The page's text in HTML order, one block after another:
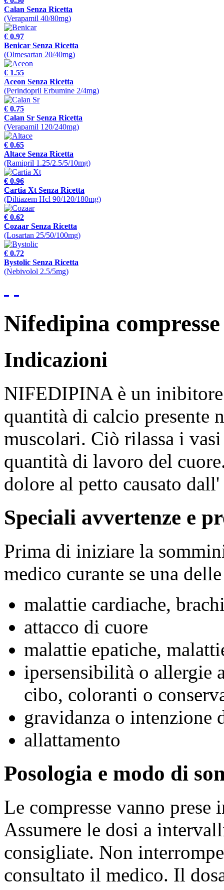
Calan Senza Ricetta
(Verapamil 40/80mg)
€ 0.97
Benicar Senza Ricetta
(Olmesartan 20/40mg)
€ 1.55
Aceon Senza Ricetta
(Perindopril Erbumine 2/4mg)
€ 0.75
Calan Sr Senza Ricetta
(Verapamil 120/240mg)
€ 0.65
Altace Senza Ricetta
(Ramipril 1.25/2.5/5/10mg)
€ 0.96
Cartia Xt Senza Ricetta
(Diltiazem Hcl 90/120/180mg)
€ 0.62
Cozaar Senza Ricetta
(Losartan 25/50/100mg)
€ 0.72
Bystolic Senza Ricetta
(Nebivolol 2.5/5mg)
Nifedipina
Indicazioni
NIFEDIPINA è un
quantità di calcio presente
muscolari. Ciò rilassa i
quantità di lavoro del
dolore al petto causato
Speciali avvertenze e
Prima di iniziare la
medico curante se una
malattie cardiache,
attacco di cuore
malattie epatiche,
ipersensibilità o allergie
cibo, coloranti o
gravidanza o intenzione
allattamento
Posologia e modo di
Le compresse vanno prese
Assumere le dosi a
consigliate. Non
consultato il medico. Il